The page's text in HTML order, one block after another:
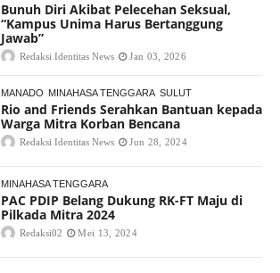
Bunuh Diri Akibat Pelecehan Seksual,
“Kampus Unima Harus Bertanggung
Jawab”
Redaksi Identitas News Jan 03, 2026
MANADO MINAHASA TENGGARA SULUT
Rio and Friends Serahkan Bantuan kepada
Warga Mitra Korban Bencana
Redaksi Identitas News Jun 28, 2024
MINAHASA TENGGARA
PAC PDIP Belang Dukung RK-FT Maju di
Pilkada Mitra 2024
Redaksi02 Mei 13, 2024